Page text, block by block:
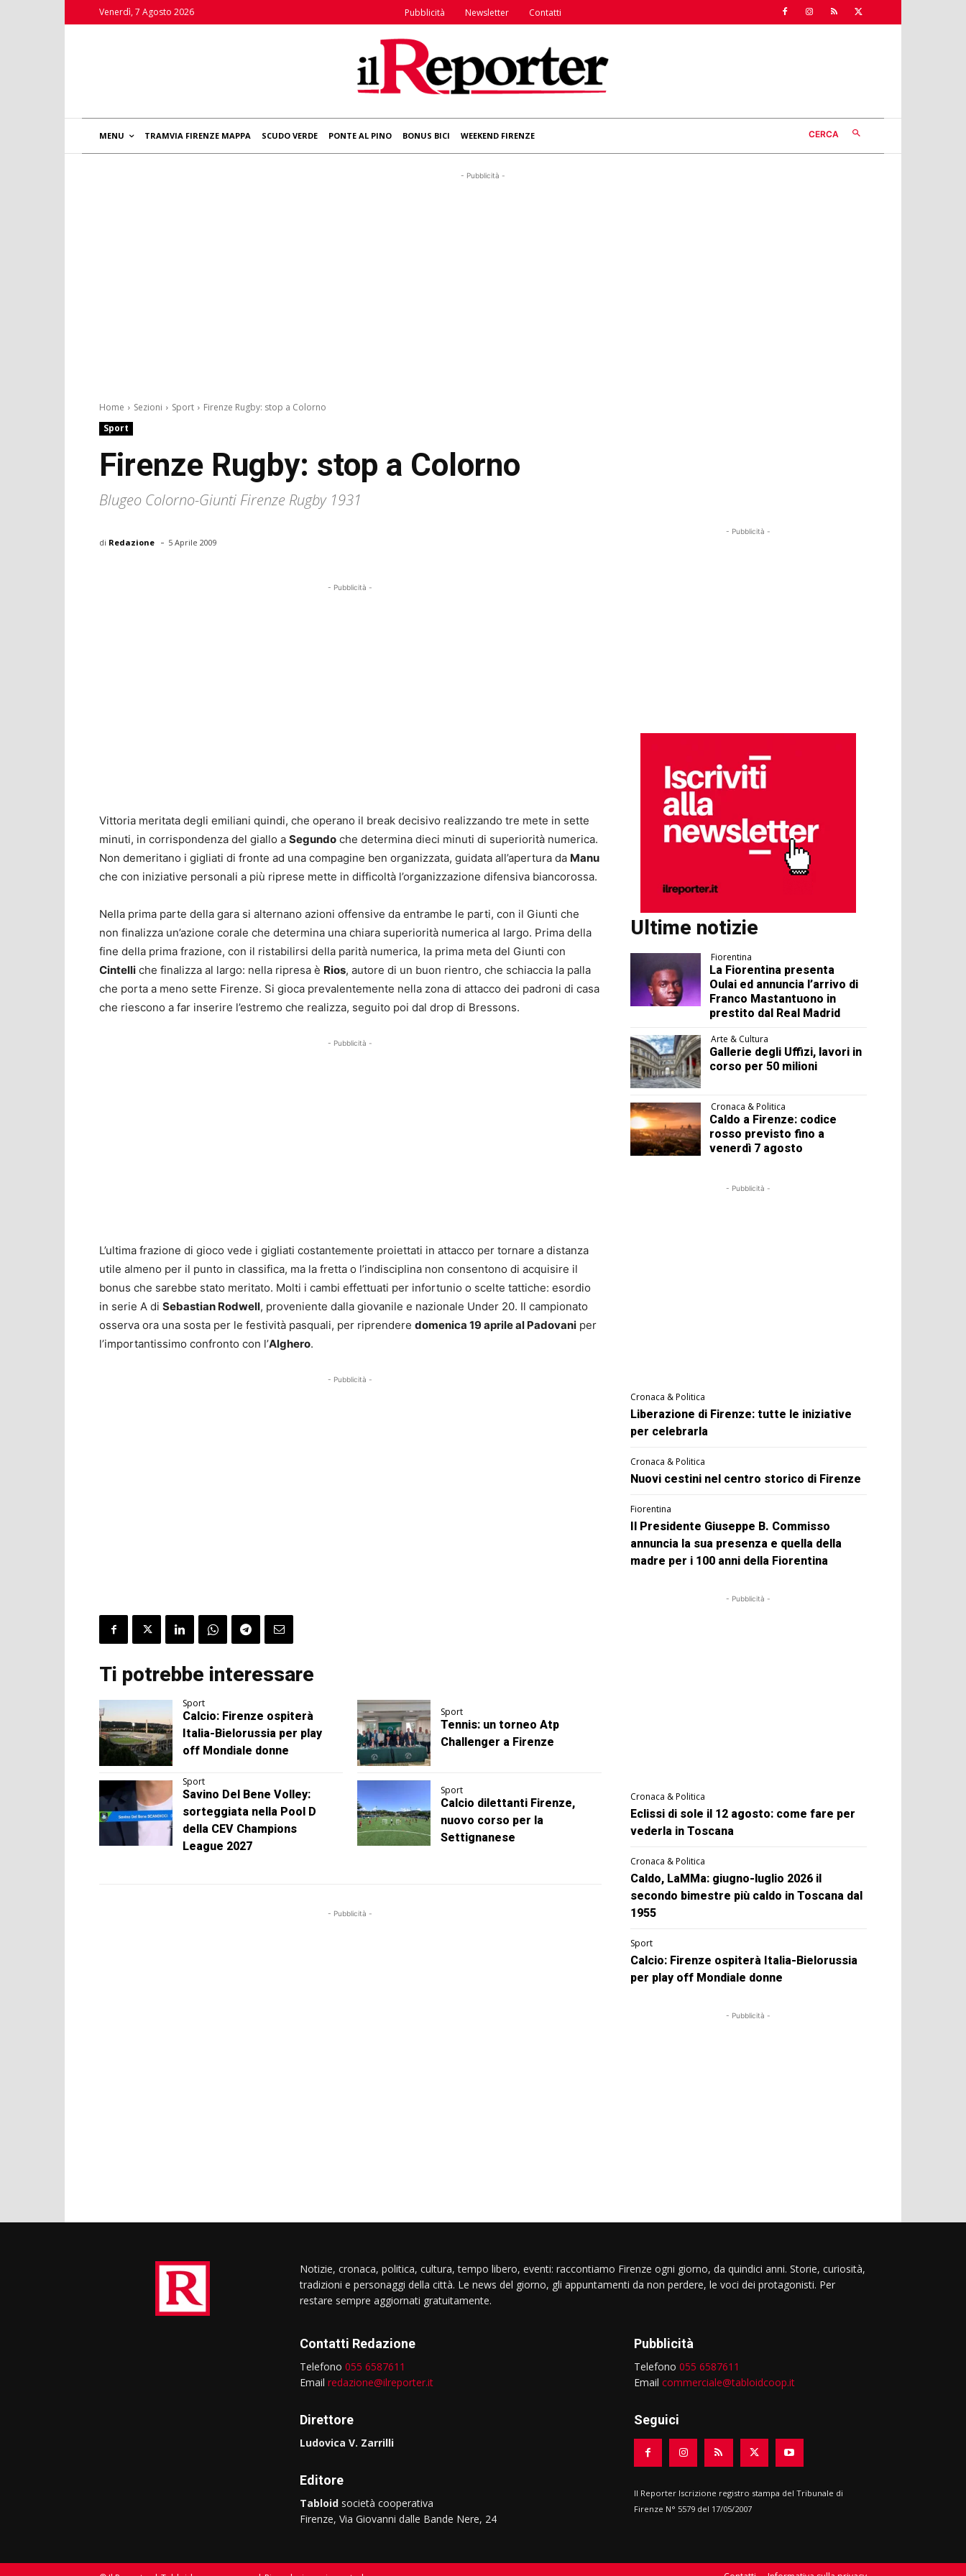
Venerdì, 7 Agosto 2026 Pubblicità Newsletter Contatti
MENU TRAMVIA FIRENZE MAPPA SCUDO VERDE PONTE AL PINO BONUS BICI WEEKEND FIRENZE CERCA
- Pubblicità -
Home Sezioni Sport
Firenze Rugby: stop a Colorno
Sport
Firenze Rugby: stop a Colorno
Blugeo Colorno-Giunti Firenze Rugby 1931
di Redazione - 5 Aprile 2009
- Pubblicità -
Vittoria meritata degli emiliani quindi, che operano il break decisivo realizzando tre mete in sette
minuti, in corrispondenza del giallo a Segundo che determina dieci minuti di superiorità numerica.
Non demeritano i gigliati di fronte ad una compagine ben organizzata, guidata all’apertura da Manu
che con iniziative personali a più riprese mette in difficoltà l’organizzazione difensiva biancorossa.
Nella prima parte della gara si alternano azioni offensive da entrambe le parti, con il Giunti che
non finalizza un’azione corale che determina una chiara superiorità numerica al largo. Prima della
fine della prima frazione, con il ristabilirsi della parità numerica, la prima meta del Giunti con
Cintelli che finalizza al largo: nella ripresa è Rios, autore di un buon rientro, che schiaccia la palla
che porta a meno sette Firenze. Si gioca prevalentemente nella zona di attacco dei padroni di casa
che riescono a far inserire l’estremo che realizza, seguito poi dal drop di Bressons.
- Pubblicità -
L’ultima frazione di gioco vede i gigliati costantemente proiettati in attacco per tornare a distanza
utile almeno per il punto in classifica, ma la fretta o l’indisciplina non consentono di acquisire il
bonus che sarebbe stato meritato. Molti i cambi effettuati per infortunio o scelte tattiche: esordio
in serie A di Sebastian Rodwell, proveniente dalla giovanile e nazionale Under 20. Il campionato
osserva ora una sosta per le festività pasquali, per riprendere domenica 19 aprile al Padovani per
l’importantissimo confronto con l’Alghero.
- Pubblicità -
Ti potrebbe interessare
Sport
Calcio: Firenze ospiterà
Italia-Bielorussia per play
off Mondiale donne
Sport
Tennis: un torneo Atp
Challenger a Firenze
Sport
Savino Del Bene Volley:
sorteggiata nella Pool D
della CEV Champions
League 2027
Sport
Calcio dilettanti Firenze,
nuovo corso per la
Settignanese
- Pubblicità -
- Pubblicità -
Ultime notizie
Fiorentina
La Fiorentina presenta
Oulai ed annuncia l’arrivo di
Franco Mastantuono in
prestito dal Real Madrid
Arte & Cultura
Gallerie degli Uffizi, lavori in
corso per 50 milioni
Cronaca & Politica
Caldo a Firenze: codice
rosso previsto fino a
venerdì 7 agosto
- Pubblicità -
Cronaca & Politica
Liberazione di Firenze: tutte le iniziative
per celebrarla
Cronaca & Politica
Nuovi cestini nel centro storico di Firenze
Fiorentina
Il Presidente Giuseppe B. Commisso
annuncia la sua presenza e quella della
madre per i 100 anni della Fiorentina
- Pubblicità -
Cronaca & Politica
Eclissi di sole il 12 agosto: come fare per
vederla in Toscana
Cronaca & Politica
Caldo, LaMMa: giugno-luglio 2026 il
secondo bimestre più caldo in Toscana dal
1955
Sport
Calcio: Firenze ospiterà Italia-Bielorussia
per play off Mondiale donne
- Pubblicità -
Notizie, cronaca, politica, cultura, tempo libero, eventi: raccontiamo Firenze ogni giorno, da quindici anni. Storie, curiosità,
tradizioni e personaggi della città. Le news del giorno, gli appuntamenti da non perdere, le voci dei protagonisti. Per
restare sempre aggiornati gratuitamente.
Contatti Redazione
Telefono 055 6587611
Email redazione@ilreporter.it
Direttore
Ludovica V. Zarrilli
Editore
Tabloid società cooperativa
Firenze, Via Giovanni dalle Bande Nere, 24
Pubblicità
Telefono 055 6587611
Email commerciale@tabloidcoop.it
Seguici
Il Reporter Iscrizione registro stampa del Tribunale di
Firenze N° 5579 del 17/05/2007